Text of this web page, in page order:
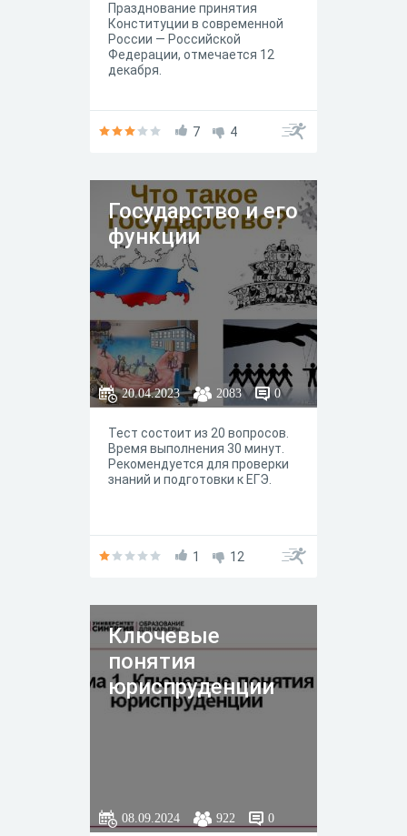
Празднование принятия
Конституции в современной
России — Российской
Федерации, отмечается 12
декабря.
7 4
Государство и его
функции
20.04.2023 2083 0
Тест состоит из 20 вопросов.
Время выполнения 30 минут.
Рекомендуется для проверки
знаний и подготовки к ЕГЭ.
1 12
Ключевые
понятия
юриспруденции
08.09.2024 922 0